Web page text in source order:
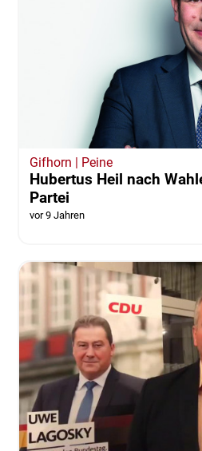
Gifhorn | Peine
Hubertus Heil nach
Partei
vor 9 Jahren